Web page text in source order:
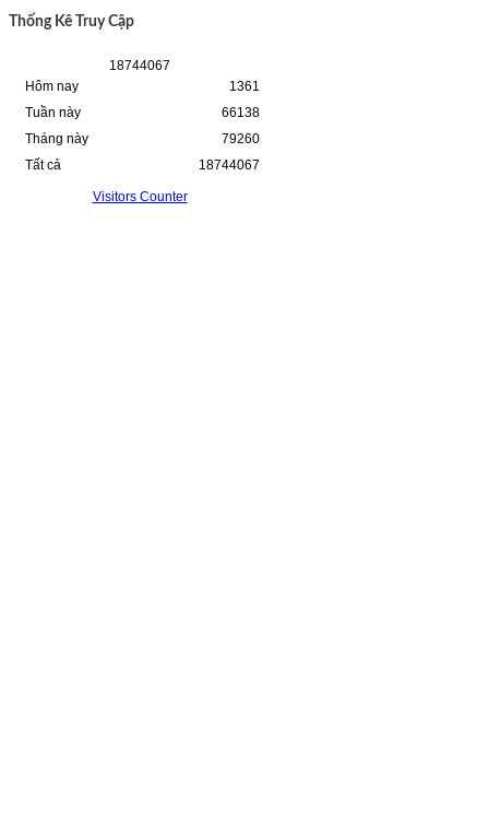
Thống Kê Truy Cập
18744067
Hôm nay
Tuần này
Tháng này
Tất cả
1361
66138
79260
18744067
Visitors Counter